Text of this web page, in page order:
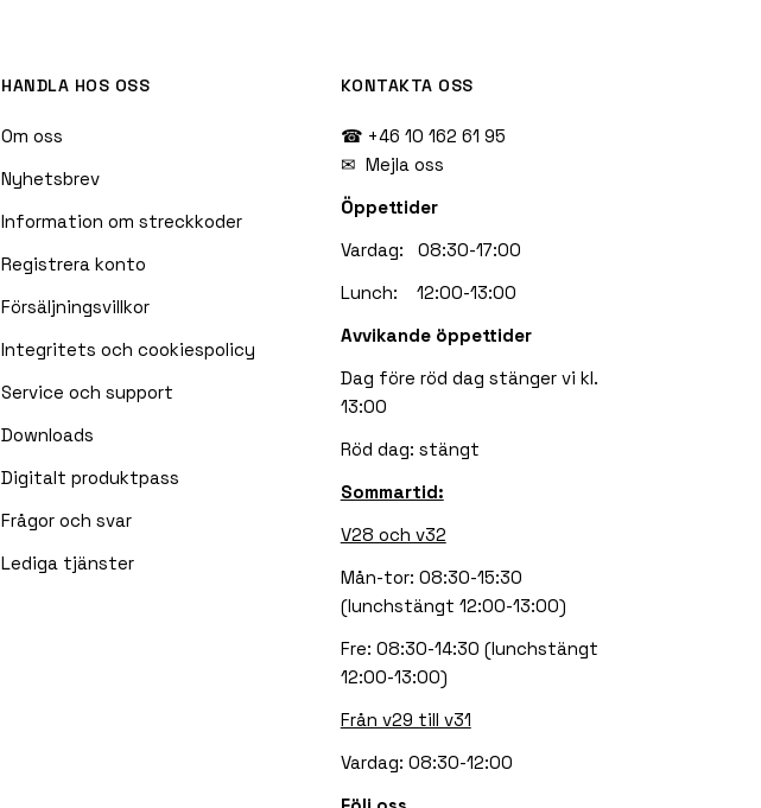
HANDLA HOS OSS
Om oss
Nyhetsbrev
Information om streckkoder
Registrera konto
Försäljningsvillkor
Integritets och cookiespolicy
Service och support
Downloads
Digitalt produktpass
Frågor och svar
Lediga tjänster
KONTAKTA OSS
☎ +46 10 162 61 95
✉ Mejla oss
Öppettider
Vardag: 08:30-17:00
Lunch: 12:00-13:00
Avvikande öppettider
Dag före röd dag stänger vi kl.
13:00
Röd dag: stängt
Sommartid:
V28 och v32
Mån-tor: 08:30-15:30
(lunchstängt 12:00-13:00)
Fre: 08:30-14:30 (lunchstängt
12:00-13:00)
Från v29 till v31
Vardag: 08:30-12:00